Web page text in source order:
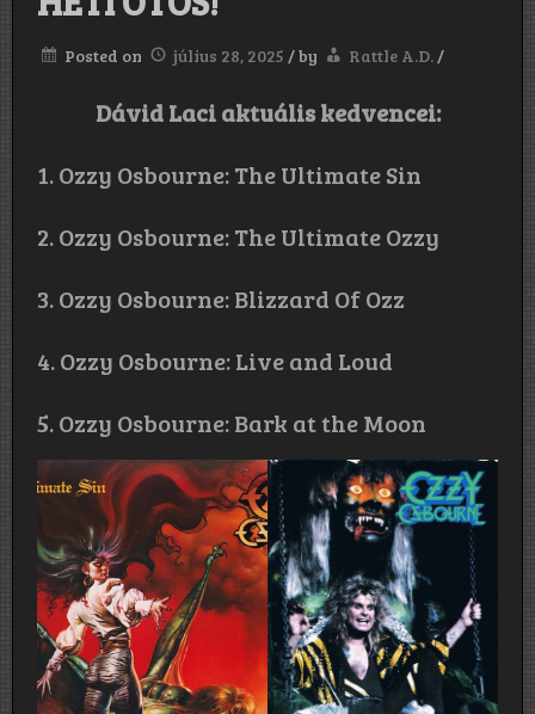
Posted on július 28, 2025 /by Rattle A.D./
Dávid Laci aktuális kedvencei:
1. Ozzy Osbourne: The Ultimate Sin
2. Ozzy Osbourne: The Ultimate Ozzy
3. Ozzy Osbourne: Blizzard Of Ozz
4. Ozzy Osbourne: Live and Loud
5. Ozzy Osbourne: Bark at the Moon